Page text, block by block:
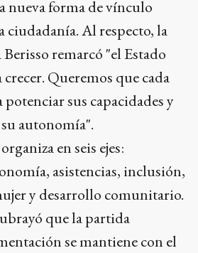
nueva forma de vínculo
ciudadanía. Al respecto, la
remarcó "el Estado
Queremos que cada
sus capacidades y
autonomía".
en seis ejes:
asistencias, inclusión,
y desarrollo comunitario.
que la partida
se mantiene con el